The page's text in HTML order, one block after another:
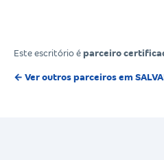
Este escritório é parceiro
← Ver outros parceiros em